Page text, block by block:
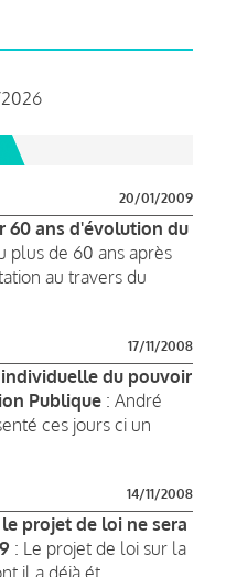
20/01/2009
60 ans d'évolution du
plus de 60 ans après
au travers du
17/11/2008
du pouvoir
Publique : André
ces jours ci un
14/11/2008
projet de loi ne sera
: Le projet de loi sur la
il a déjà ét...